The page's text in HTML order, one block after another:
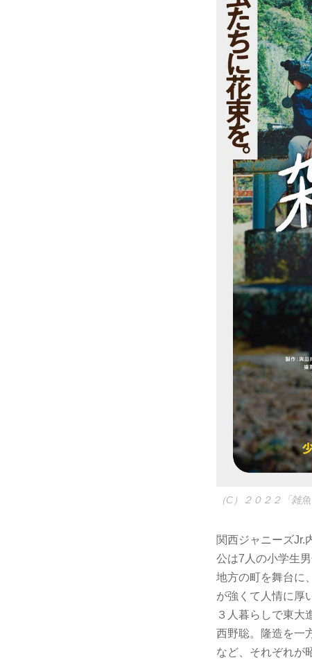
（C）２０２２「雑
関西ジャニーズJr.
公は7人の小学生男
地方の町を舞台に
が強くて人情に厚
３人暮らしで東大
西野聡。隆造を一
など、それぞれが